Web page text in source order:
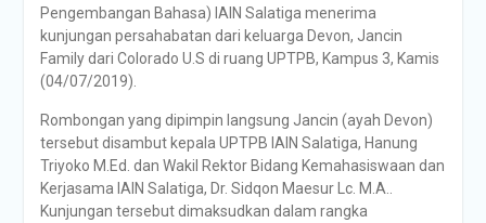
Pengembangan Bahasa) IAIN Salatiga menerima
kunjungan persahabatan dari keluarga Devon, Jancin
Family dari Colorado U.S di ruang UPTPB, Kampus 3, Kamis
(04/07/2019).
Rombongan yang dipimpin langsung Jancin (ayah Devon)
tersebut disambut kepala UPTPB IAIN Salatiga, Hanung
Triyoko M.Ed. dan Wakil Rektor Bidang Kemahasiswaan dan
Kerjasama IAIN Salatiga, Dr. Sidqon Maesur Lc. M.A..
Kunjungan tersebut dimaksudkan dalam rangka